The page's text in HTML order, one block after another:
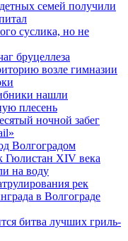
семей получили
суслика, но не
бруцеллеза
возле гимназии
нашли
плесень
ночной забег
Волгоградом
Гюлистан XIV века
на воду
рек
в Волгограде
битва лучших гриль-